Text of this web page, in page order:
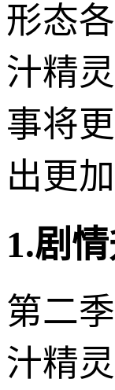
形态
汁精
事将
出更
1.剧
第二
汁精